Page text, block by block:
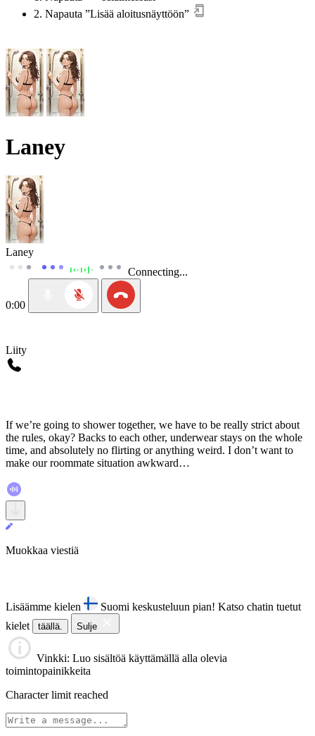
2. Napauta ”Lisää aloitusnäyttöön”
Laney
Laney
Connecting...
0:00
Liity
If we’re going to shower together, we have to be really strict about
the rules, okay? Backs to each other, underwear stays on the whole
time, and absolutely no flirting or anything weird. I don’t want to
make our roommate situation awkward…
Muokkaa viestiä
Lisäämme kielen Suomi keskusteluun pian! Katso chatin tuetut
kielet
täällä. Sulje
Vinkki: Luo sisältöä käyttämällä alla olevia
toimintopainikkeita
Character limit reached